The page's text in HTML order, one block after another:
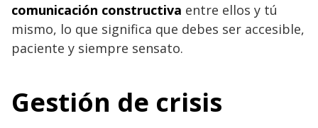
comunicación constructiva entre ellos y tú
mismo, lo que significa que debes ser accesible,
paciente y siempre sensato.
Gestión de crisis